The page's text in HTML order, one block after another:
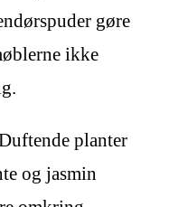
gøre
ikke
planter
og jasmin